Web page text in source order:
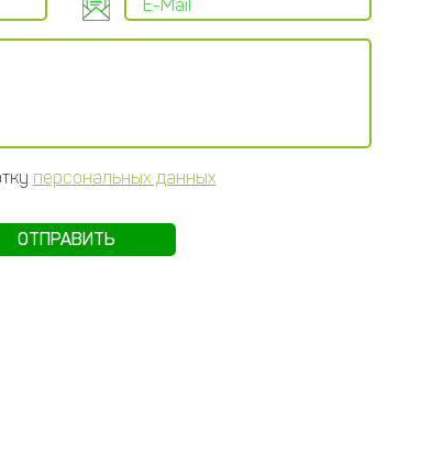
персональных данных